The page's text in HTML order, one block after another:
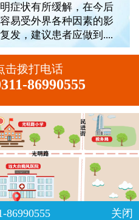
症状有所缓解，在今后
易受外界各种因素的影
发，建议患者应做到....
击拨打电话
86990555
86990555 关闭